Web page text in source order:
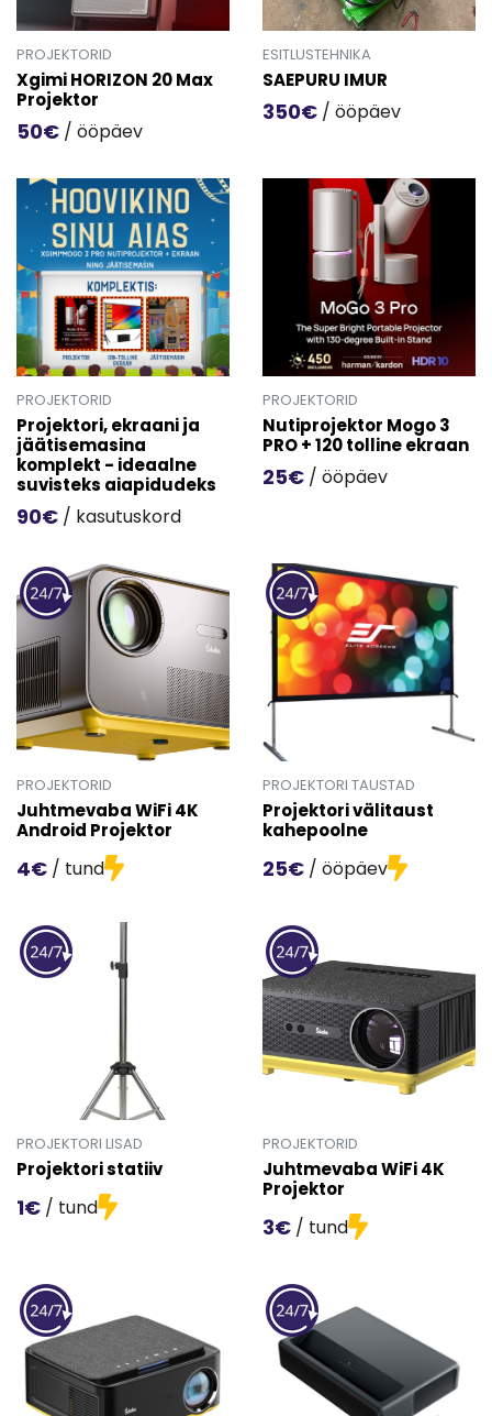
PROJEKTORID
Xgimi HORIZON 20 Max
Projektor
50€ / ööpäev
ESITLUSTEHNIKA
SAEPURU IMUR
350€ / ööpäev
PROJEKTORID
Projektori, ekraani ja
jäätisemasina
komplekt - ideaalne
suvisteks aiapidudeks
90€ / kasutuskord
PROJEKTORID
Nutiprojektor Mogo 3
PRO + 120 tolline ekraan
25€ / ööpäev
PROJEKTORID
Juhtmevaba WiFi 4K
Android Projektor
4€ / tund
PROJEKTORI TAUSTAD
Projektori välitaust
kahepoolne
25€ / ööpäev
PROJEKTORI LISAD
Projektori statiiv
1€ / tund
Mine toote 'Projektori statiiv' detailinfo lehele.
PROJEKTORID
Juhtmevaba WiFi 4K
Projektor
3€ / tund